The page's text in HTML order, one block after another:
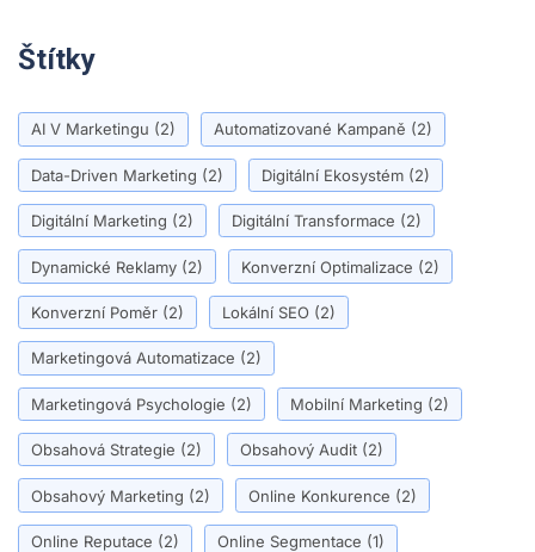
Štítky
AI V Marketingu (2) Automatizované Kampaně (2)
Data-Driven Marketing (2) Digitální Ekosystém (2)
Digitální Marketing (2) Digitální Transformace (2)
Dynamické Reklamy (2) Konverzní Optimalizace (2)
Konverzní Poměr (2) Lokální SEO (2)
Marketingová Automatizace (2)
Marketingová Psychologie (2) Mobilní Marketing (2)
Obsahová Strategie (2) Obsahový Audit (2)
Obsahový Marketing (2) Online Konkurence (2)
Online Reputace (2) Online Segmentace (1)